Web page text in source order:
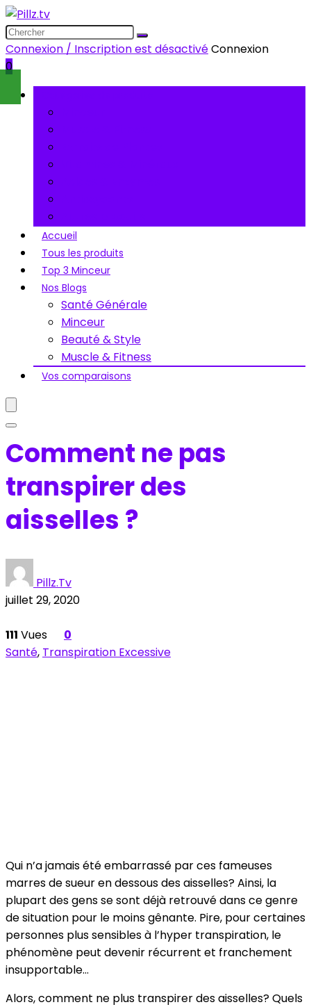
Connexion / Inscription est désactivéConnexion
0
Accueil
Tous les produits
Top 3 Minceur
Nos Blogs
Santé Générale
Minceur
Beauté & Style
Muscle & Fitness
Vos comparaisons
Comment ne pas
transpirer des
aisselles ?
Pillz.Tv
juillet 29, 2020
111 Vues
0
Santé, Transpiration Excessive
Qui n’a jamais été embarrassé par ces fameuses
marres de sueur en dessous des aisselles? Ainsi, la
plupart des gens se sont déjà retrouvé dans ce genre
de situation pour le moins gênante. Pire, pour certaines
personnes plus sensibles à l’hyper transpiration, le
phénomène peut devenir récurrent et franchement
insupportable…
Alors, comment ne plus transpirer des aisselles? Quels